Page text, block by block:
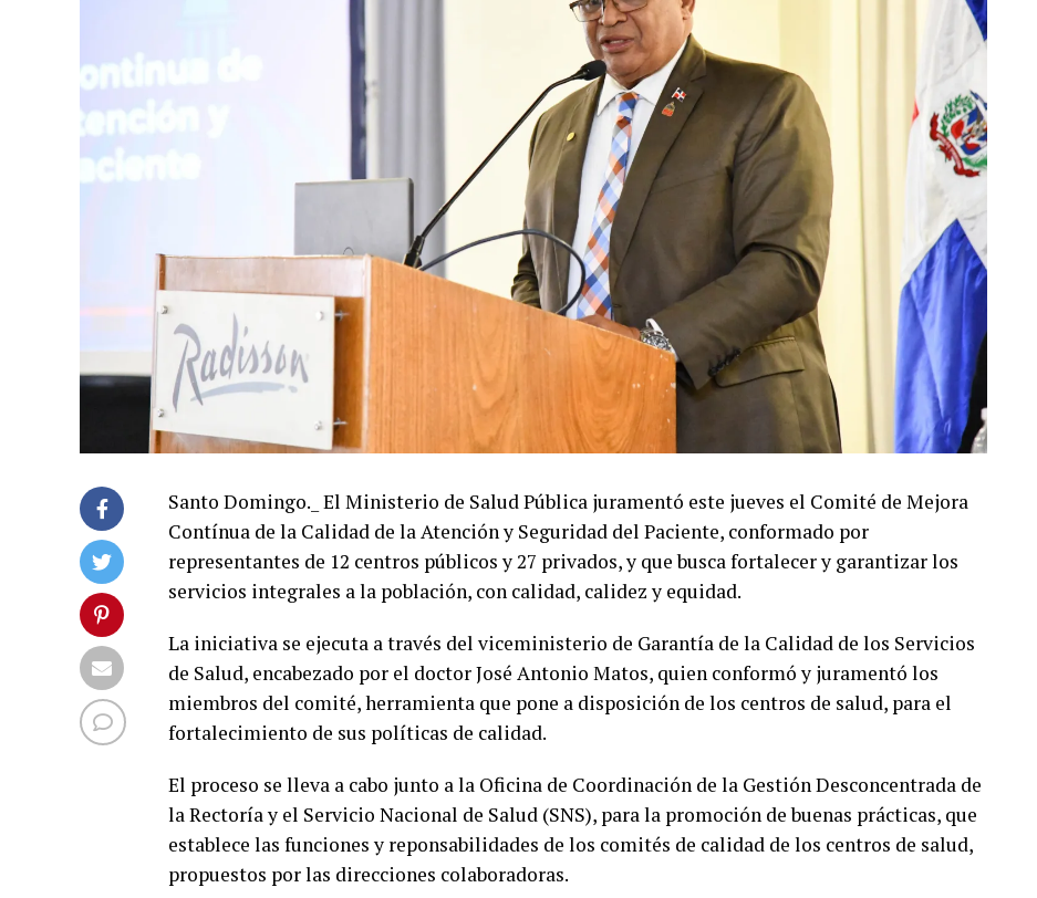
Santo Domingo._ El Ministerio de Salud Pública juramentó este jueves el Comité de Mejora
Contínua de la Calidad de la Atención y Seguridad del Paciente, conformado por
representantes de 12 centros públicos y 27 privados, y que busca fortalecer y garantizar los
servicios integrales a la población, con calidad, calidez y equidad.
La iniciativa se ejecuta a través del viceministerio de Garantía de la Calidad de los Servicios
de Salud, encabezado por el doctor José Antonio Matos, quien conformó y juramentó los
miembros del comité, herramienta que pone a disposición de los centros de salud, para el
fortalecimiento de sus políticas de calidad.
El proceso se lleva a cabo junto a la Oficina de Coordinación de la Gestión Desconcentrada de
la Rectoría y el Servicio Nacional de Salud (SNS), para la promoción de buenas prácticas, que
establece las funciones y reponsabilidades de los comités de calidad de los centros de salud,
propuestos por las direcciones colaboradoras.